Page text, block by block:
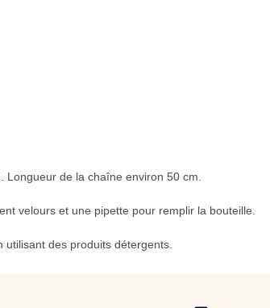
de la chaîne environ 50 cm.
velours et une pipette pour remplir la bouteille.
des produits détergents.